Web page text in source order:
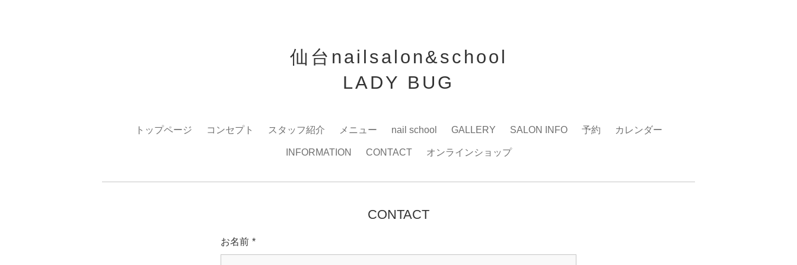
仙台nailsalon&school
LADY BUG
トップページ コンセプト スタッフ紹介 メニュー nail school GALLERY SALON INFO 予約 カレンダー
INFORMATION CONTACT オンラインショップ
CONTACT
お名前 *